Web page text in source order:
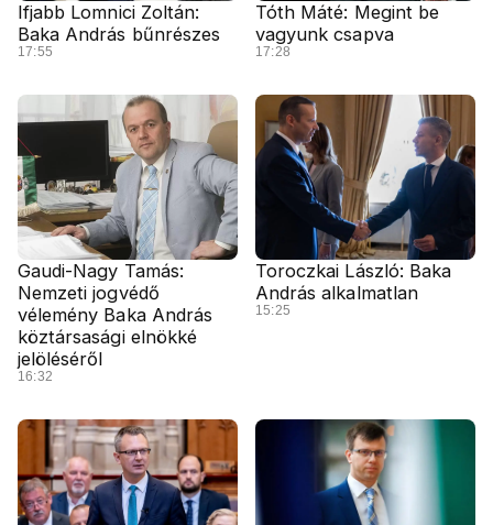
Ifjabb Lomnici Zoltán:
Baka András bűnrészes
17:55
Tóth Máté: Megint be
vagyunk csapva
17:28
Gaudi-Nagy Tamás:
Nemzeti jogvédő
vélemény Baka András
köztársasági elnökké
jelöléséről
16:32
Toroczkai László: Baka
András alkalmatlan
15:25